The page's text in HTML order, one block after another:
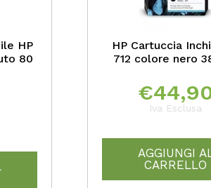
HP
80
HP Cartuccia
712 colore nero
€
Iva Esclusa
AGGIUNGI
CARRELLO